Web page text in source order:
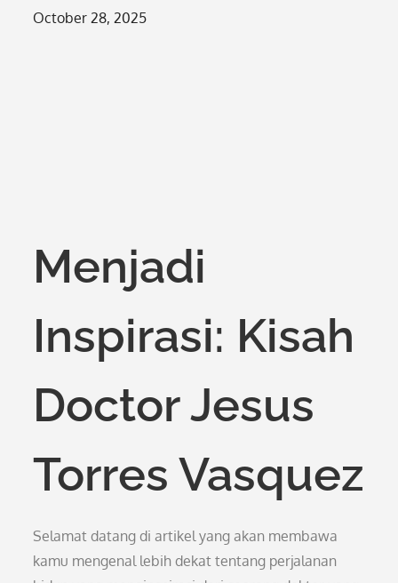
Posted
October 28, 2025
Menjadi
Inspirasi: Kisah
Doctor Jesus
Torres Vasquez
Selamat datang di artikel yang akan membawa
kamu mengenal lebih dekat tentang perjalanan